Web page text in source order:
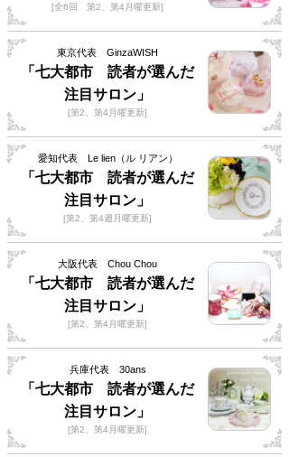
[全6回 第2、第4月曜更新]
東京代表 GinzaWISH
「七大都市 読者が選んだ
注目サロン」
[第2、第4月曜更新]
愛知代表 Le lien（ル リアン）
「七大都市 読者が選んだ
注目サロン」
[第2、第4週月曜更新]
大阪代表 Chou Chou
「七大都市 読者が選んだ
注目サロン」
[第2、第4月曜更新]
兵庫代表 30ans
「七大都市 読者が選んだ
注目サロン」
[第2、第4月曜更新]